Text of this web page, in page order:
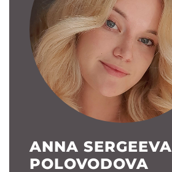
ANNA SERGEEVA
POLOVODOVA